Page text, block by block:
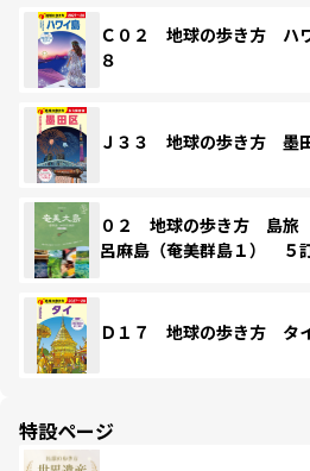
Ｃ０２ 地球の歩き方 ハ
８
Ｊ３３ 地球の歩き方 墨
０２ 地球の歩き方 島
呂麻島（奄美群島１） ５
Ｄ１７ 地球の歩き方 タ
特設ページ